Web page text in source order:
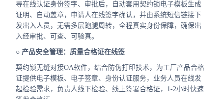
导在线认证身份签字、审批后，自动套用契约锁电子模板生成
证明、自动盖章，申请人在线签字确认，并由系统短信链接下
发出入人员，无需多层跑腿周转，全程真实身份保障，确保出
入经审批、可查、可验真。
○ 产品安全管理：质量合格证在线签
契约锁无缝对接OA软件，结合防伪打印技术，为工厂产品合格
证提供电子模板、电子签章、身份认证服务，业务人员在线发
起检验需求，负责人线下检验、线上签署合格证，1-2小时快速